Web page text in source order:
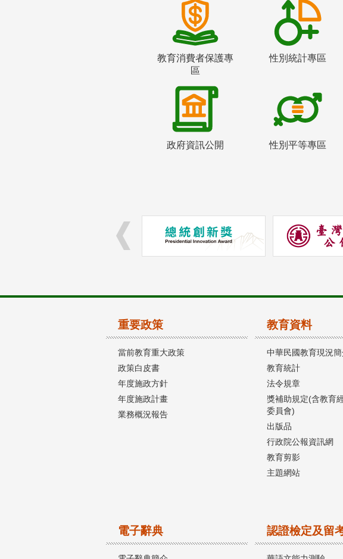
教育消費者保護專
區
性別統計專區
政府資訊公開 性別平等專區
重要政策
當前教育重大政策
政策白皮書
年度施政方針
年度施政計畫
業務概況報告
教育資料
中華民國教育現況簡
教育統計
法令規章
獎補助規定(含教育
委員會)
出版品
行政院公報資訊網
教育剪影
主題網站
電子辭典 認證檢定及留